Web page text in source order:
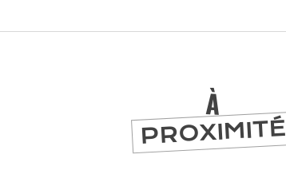
À
PROXIMITÉ